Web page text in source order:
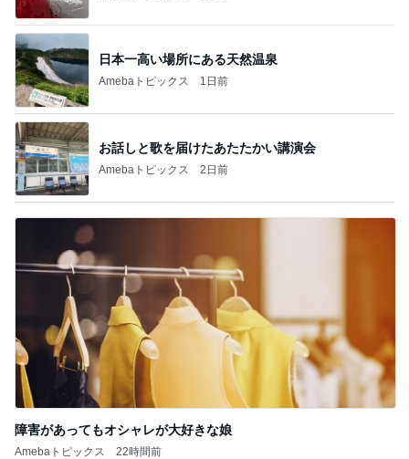
日本一高い場所にある天然温泉
Amebaトピックス 1日前
お話しと歌を届けたあたたかい講演会
Amebaトピックス 2日前
障害があってもオシャレが大好きな娘
Amebaトピックス 22時間前